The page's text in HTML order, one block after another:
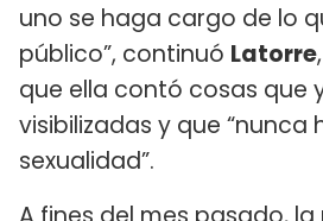
uno se haga cargo de lo
público”, continuó Latorre
que ella contó cosas que
visibilizadas y que “nunca
sexualidad”.